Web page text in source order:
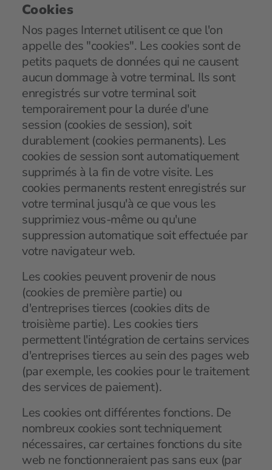
Cookies
Nos pages Internet utilisent ce que l'on
appelle des "cookies". Les cookies sont de
petits paquets de données qui ne causent
aucun dommage à votre terminal. Ils sont
enregistrés sur votre terminal soit
temporairement pour la durée d'une
session (cookies de session), soit
durablement (cookies permanents). Les
cookies de session sont automatiquement
supprimés à la fin de votre visite. Les
cookies permanents restent enregistrés sur
votre terminal jusqu'à ce que vous les
supprimiez vous-même ou qu'une
suppression automatique soit effectuée par
votre navigateur web.
Les cookies peuvent provenir de nous
(cookies de première partie) ou
d'entreprises tierces (cookies dits de
troisième partie). Les cookies tiers
permettent l'intégration de certains services
d'entreprises tierces au sein des pages web
(par exemple, les cookies pour le traitement
des services de paiement).
Les cookies ont différentes fonctions. De
nombreux cookies sont techniquement
nécessaires, car certaines fonctions du site
web ne fonctionneraient pas sans eux (par